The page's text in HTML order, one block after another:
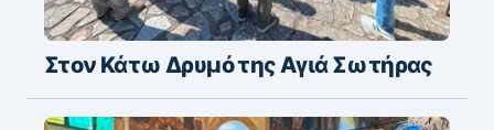
Στον Κάτω Δρυμό της Αγιά Σωτήρας